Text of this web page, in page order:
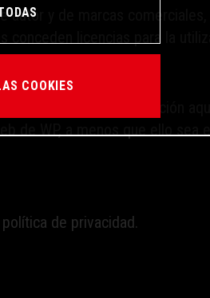
y de marcas
licencias para la
que la información
de WP, a menos que ello sea
de privacidad.
COOKIES